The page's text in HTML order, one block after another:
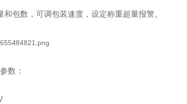
和包数，可调包装速度，设定称重超量报警。
数：